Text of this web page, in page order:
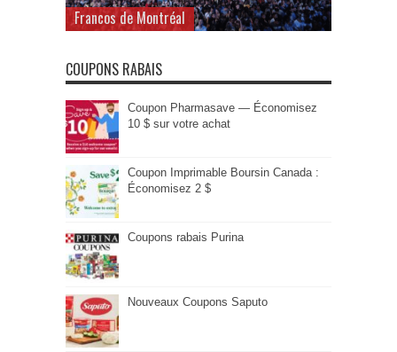
Francos de Montréal
COUPONS RABAIS
Coupon Pharmasave — Économisez
10 $ sur votre achat
Coupon Imprimable Boursin Canada :
Économisez 2 $
Coupons rabais Purina
Nouveaux Coupons Saputo